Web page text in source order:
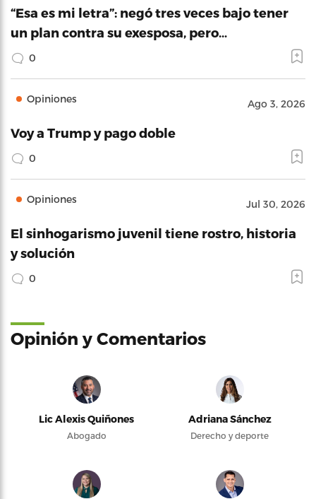
“Esa es mi letra”: negó tres veces bajo tener
un plan contra su exesposa, pero…
0
Opiniones Ago 3, 2026
Voy a Trump y pago doble
0
Opiniones Jul 30, 2026
El sinhogarismo juvenil tiene rostro, historia
y solución
0
Opinión y Comentarios
Lic Alexis Quiñones
Abogado
Adriana Sánchez
Derecho y deporte